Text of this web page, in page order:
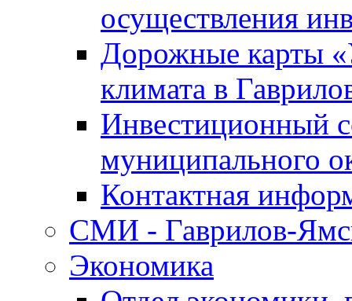
осуществления
Дорожные карты
климата в
Инвестиционный
муниципального
Контактная
СМИ - Гаврилов-
Экономика